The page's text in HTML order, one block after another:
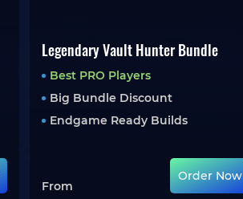
Legendary Vault Hunter Bundle
Best PRO Players
Big Bundle Discount
Endgame Ready Builds
From
Order Now